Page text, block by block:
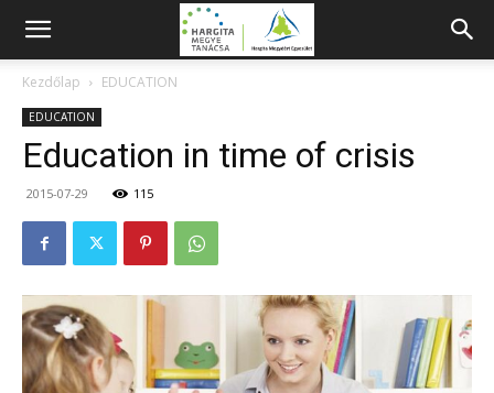
Kezdőlap EDUCATION
EDUCATION
Education in time of crisis
2015-07-29 115